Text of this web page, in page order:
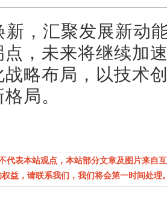
新，汇聚发展新动
，未来将继续加
略布局，以技术
局。
代表本站观点，本站部分文章及图片来自
权益，请联系我们，我们将会第一时间处